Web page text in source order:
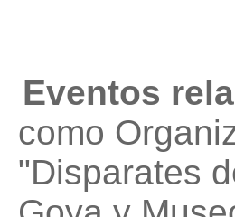
Eventos
como
"Disparates